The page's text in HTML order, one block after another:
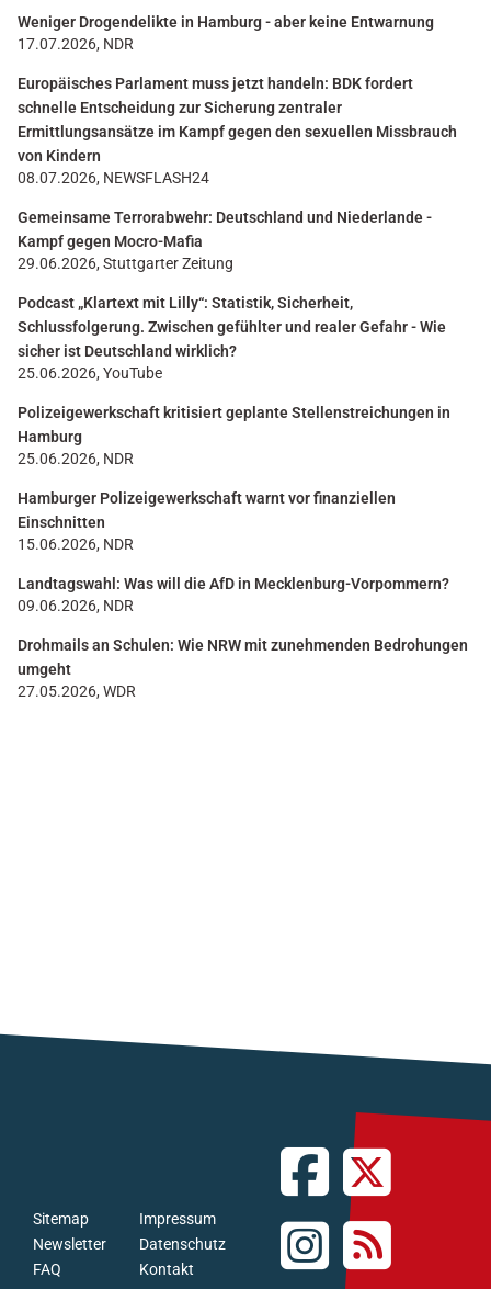
Weniger Drogendelikte in Hamburg - aber keine Entwarnung
17.07.2026, NDR
Europäisches Parlament muss jetzt handeln: BDK fordert
schnelle Entscheidung zur Sicherung zentraler
Ermittlungsansätze im Kampf gegen den sexuellen Missbrauch
von Kindern
08.07.2026, NEWSFLASH24
Gemeinsame Terrorabwehr: Deutschland und Niederlande -
Kampf gegen Mocro-Mafia
29.06.2026, Stuttgarter Zeitung
Podcast „Klartext mit Lilly“: Statistik, Sicherheit,
Schlussfolgerung. Zwischen gefühlter und realer Gefahr - Wie
sicher ist Deutschland wirklich?
25.06.2026, YouTube
Polizeigewerkschaft kritisiert geplante Stellenstreichungen in
Hamburg
25.06.2026, NDR
Hamburger Polizeigewerkschaft warnt vor finanziellen
Einschnitten
15.06.2026, NDR
Landtagswahl: Was will die AfD in Mecklenburg-Vorpommern?
09.06.2026, NDR
Drohmails an Schulen: Wie NRW mit zunehmenden Bedrohungen
umgeht
27.05.2026, WDR
FAQ
Newsletter
Sitemap
Kontakt
Datenschutz
Impressum